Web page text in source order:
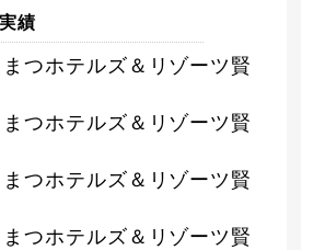
績
つホテルズ＆リゾーツ賢
つホテルズ＆リゾーツ賢
つホテルズ＆リゾーツ賢
つホテルズ＆リゾーツ賢